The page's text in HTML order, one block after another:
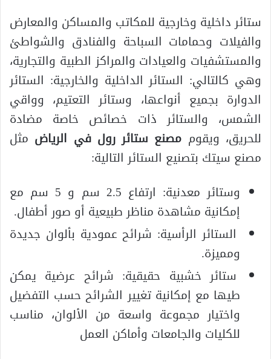
ستائر داخلية وخارجية للمكاتب والمساكن والمعارض
والفيلات وحمامات السباحة والفنادق والشواطئ
والمستشفيات والعيادات والمراكز الطبية والتجارية،
وهي كالتالي: الستائر الداخلية والخارجية: الستائر
الدوارة بجميع أنواعها، وستائر التعتيم، وواقي
الشمس، والستائر ذات خصائص خاصة مضادة
للحريق، ويقوم مصنع ستائر رول في الرياض مثل
مصنع سيتك بتصنيع الستائر التالية:
وستائر معدنية: ارتفاع 2.5 سم و 5 سم مع
إمكانية مشاهدة مناظر طبيعية أو صور أطفال.
الستائر الرأسية: شرائح عمودية بألوان جديدة
ومميزة.
ستائر خشبية حقيقية: شرائح عرضية يمكن
طيها مع إمكانية تغيير الشرائح حسب التفضيل
واختيار مجموعة واسعة من الألوان، مناسب
للكليات والجامعات وأماكن العمل